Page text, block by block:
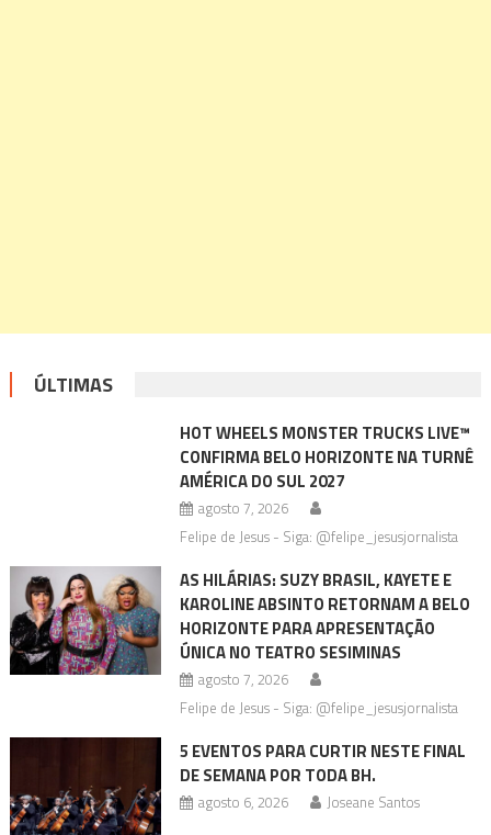
ÚLTIMAS
HOT WHEELS MONSTER TRUCKS LIVE™
CONFIRMA BELO HORIZONTE NA TURNÊ
AMÉRICA DO SUL 2027
agosto 7, 2026
Felipe de Jesus - Siga: @felipe_jesusjornalista
AS HILÁRIAS: SUZY BRASIL, KAYETE E
KAROLINE ABSINTO RETORNAM A BELO
HORIZONTE PARA APRESENTAÇÃO
ÚNICA NO TEATRO SESIMINAS
agosto 7, 2026
Felipe de Jesus - Siga: @felipe_jesusjornalista
5 EVENTOS PARA CURTIR NESTE FINAL
DE SEMANA POR TODA BH.
agosto 6, 2026 Joseane Santos